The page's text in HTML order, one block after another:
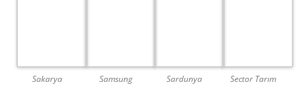
Sakarya
Samsung
Sardunya
Sector Tarım